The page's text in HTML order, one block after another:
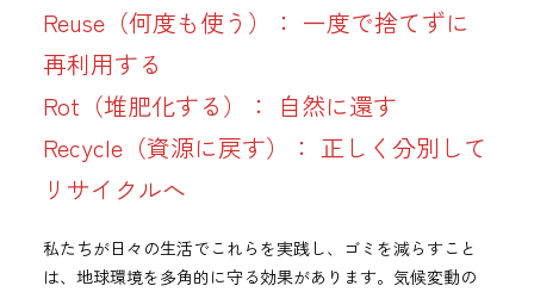
Reuse（何度も使う）： 一度で捨てずに
再利用する
Rot（堆肥化する）： 自然に還す
Recycle（資源に戻す）： 正しく分別して
リサイクルへ
私たちが日々の生活でこれらを実践し、ゴミを減らすこと
は、地球環境を多角的に守る効果があります。気候変動の